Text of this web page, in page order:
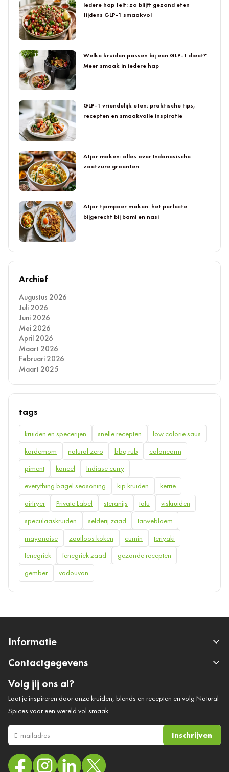
Iedere hap telt: zo blijft gezond eten
tijdens GLP-1 smaakvol
Welke kruiden passen bij een GLP-1 dieet?
Meer smaak in iedere hap
GLP-1 vriendelijk eten: praktische tips,
recepten en smaakvolle inspiratie
Atjar maken: alles over Indonesische
zoetzure groenten
Atjar tjampoer maken: het perfecte
bijgerecht bij bami en nasi
Archief
Augustus 2026
Juli 2026
Juni 2026
Mei 2026
April 2026
Maart 2026
Februari 2026
Maart 2025
tags
kruiden en specerijen snelle recepten
low calorie saus
kardemom
natural zero bbq rub
caloriearm
piment
kaneel
Indiase curry
everything bagel seasoning
kip kruiden
kerrie
airfryer
Private Label steranijs tofu
viskruiden
speculaaskruiden
selderij zaad
tarwebloem
mayonaise
zoutloos koken cumin
teriyaki
fenegriek
fenegriek zaad
gezonde recepten
gember
vadouvan
Informatie
Contactgegevens
Volg jij ons al?
Laat je inspireren door onze kruiden, blends en recepten en volg Natural
Spices voor een wereld vol smaak
Inschrijven